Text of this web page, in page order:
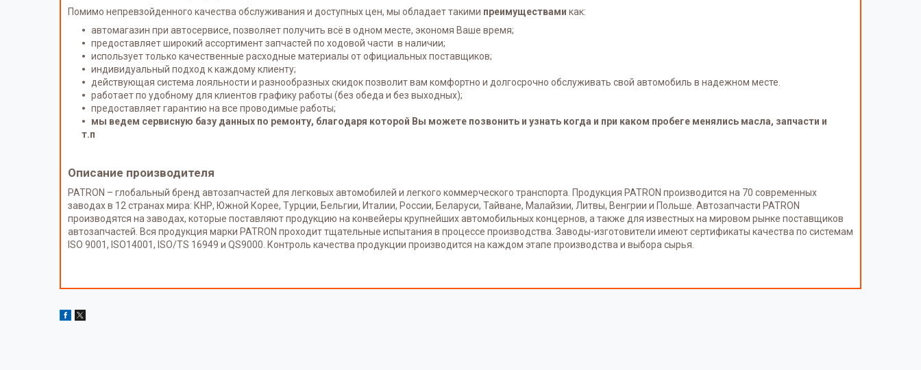
Помимо непревзойденного качества обслуживания и доступных цен, мы обладает такими преимуществами как:
автомагазин при автосервисе, позволяет получить всё в одном месте, экономя Ваше время;
предоставляет широкий ассортимент запчастей по ходовой части в наличии;
использует только качественные расходные материалы от официальных поставщиков;
индивидуальный подход к каждому клиенту;
действующая система лояльности и разнообразных скидок позволит вам комфортно и долгосрочно обслуживать свой автомобиль в надежном месте.
работает по удобному для клиентов графику работы (без обеда и без выходных);
предоставляет гарантию на все проводимые работы;
мы ведем сервисную базу данных по ремонту, благодаря которой Вы можете позвонить и узнать когда и при каком пробеге менялись масла, запчасти и
т.п
Описание производителя
PATRON – глобальный бренд автозапчастей для легковых автомобилей и легкого коммерческого транспорта. Продукция PATRON производится на 70 современных
заводах в 12 странах мира: КНР, Южной Корее, Турции, Бельгии, Италии, России, Беларуси, Тайване, Малайзии, Литвы, Венгрии и Польше. Автозапчасти PATRON
производятся на заводах, которые поставляют продукцию на конвейеры крупнейших автомобильных концернов, а также для известных на мировом рынке поставщиков
автозапчастей. Вся продукция марки PATRON проходит тщательные испытания в процессе производства. Заводы-изготовители имеют сертификаты качества по системам
ISO 9001, ISO14001, ISO/TS 16949 и QS9000. Контроль качества продукции производится на каждом этапе производства и выбора сырья.